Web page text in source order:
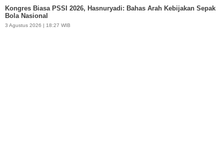
Kongres Biasa PSSI 2026, Hasnuryadi: Bahas Arah Kebijakan Sepak
Bola Nasional
3 Agustus 2026 | 18:27 WIB